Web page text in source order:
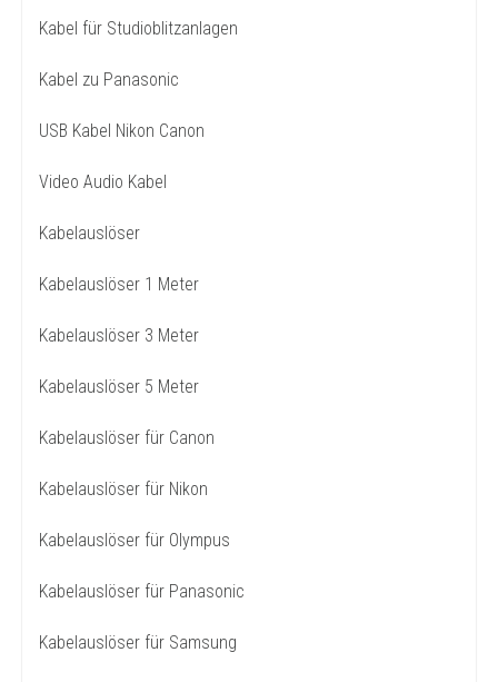
Kabel für Studioblitzanlagen
Kabel zu Panasonic
USB Kabel Nikon Canon
Video Audio Kabel
Kabelauslöser
Kabelauslöser 1 Meter
Kabelauslöser 3 Meter
Kabelauslöser 5 Meter
Kabelauslöser für Canon
Kabelauslöser für Nikon
Kabelauslöser für Olympus
Kabelauslöser für Panasonic
Kabelauslöser für Samsung